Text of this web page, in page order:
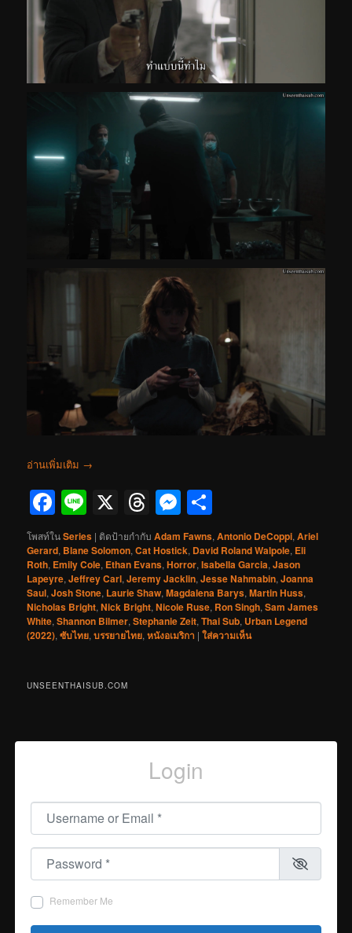
อ่านเพิ่มเติม →
Facebook
Line
X Threads
Messenger
โพสท์ในSeries | ติดป้ายกำกับ Adam Fawns,Antonio DeCoppi,Ariel
Gerard, Blane Solomon,Cat Hostick, David Roland Walpole, Eli
Roth, Emily Cole, Ethan Evans,Horror,Isabella Garcia,Jason
Lapeyre,Jeffrey Carl,Jeremy Jacklin,Jesse Nahmabin,Joanna
Saul,Josh Stone, Laurie Shaw,Magdalena Barys,Martin Huss,
Nicholas Bright,Nick Bright,Nicole Ruse, Ron Singh,Sam James
White,Shannon Bilmer,Stephanie Zeit,Thai Sub, Urban Legend
(2022),ซับไทย,บรรยายไทย,หนังอเมริกา |ใส่ความเห็น
UNSEENTHAISUB.COM
Login
Username or Email
Password
Remember Me